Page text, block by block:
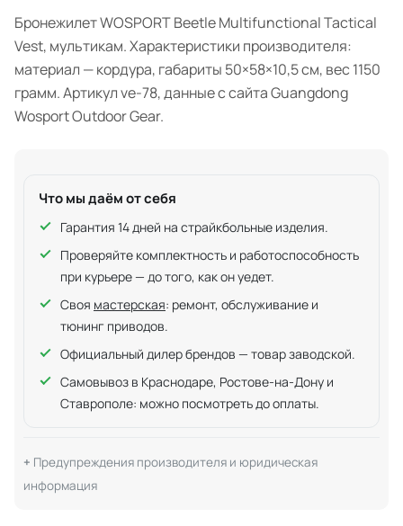
Бронежилет WOSPORT Beetle Multifunctional Tactical
Vest, мультикам. Характеристики производителя:
материал — кордура, габариты 50×58×10,5 см, вес 1150
грамм. Артикул ve-78, данные с сайта Guangdong
Wosport Outdoor Gear.
Что мы даём от себя
Гарантия 14 дней на страйкбольные изделия.
Проверяйте комплектность и работоспособность
при курьере — до того, как он уедет.
Своя мастерская: ремонт, обслуживание и
тюнинг приводов.
Официальный дилер брендов — товар заводской.
Самовывоз в Краснодаре, Ростове-на-Дону и
Ставрополе: можно посмотреть до оплаты.
Предупреждения производителя и юридическая
информация